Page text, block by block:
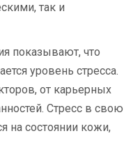
так и
показывают, что
уровень стресса.
от карьерных
Стресс в свою
на состоянии кожи,